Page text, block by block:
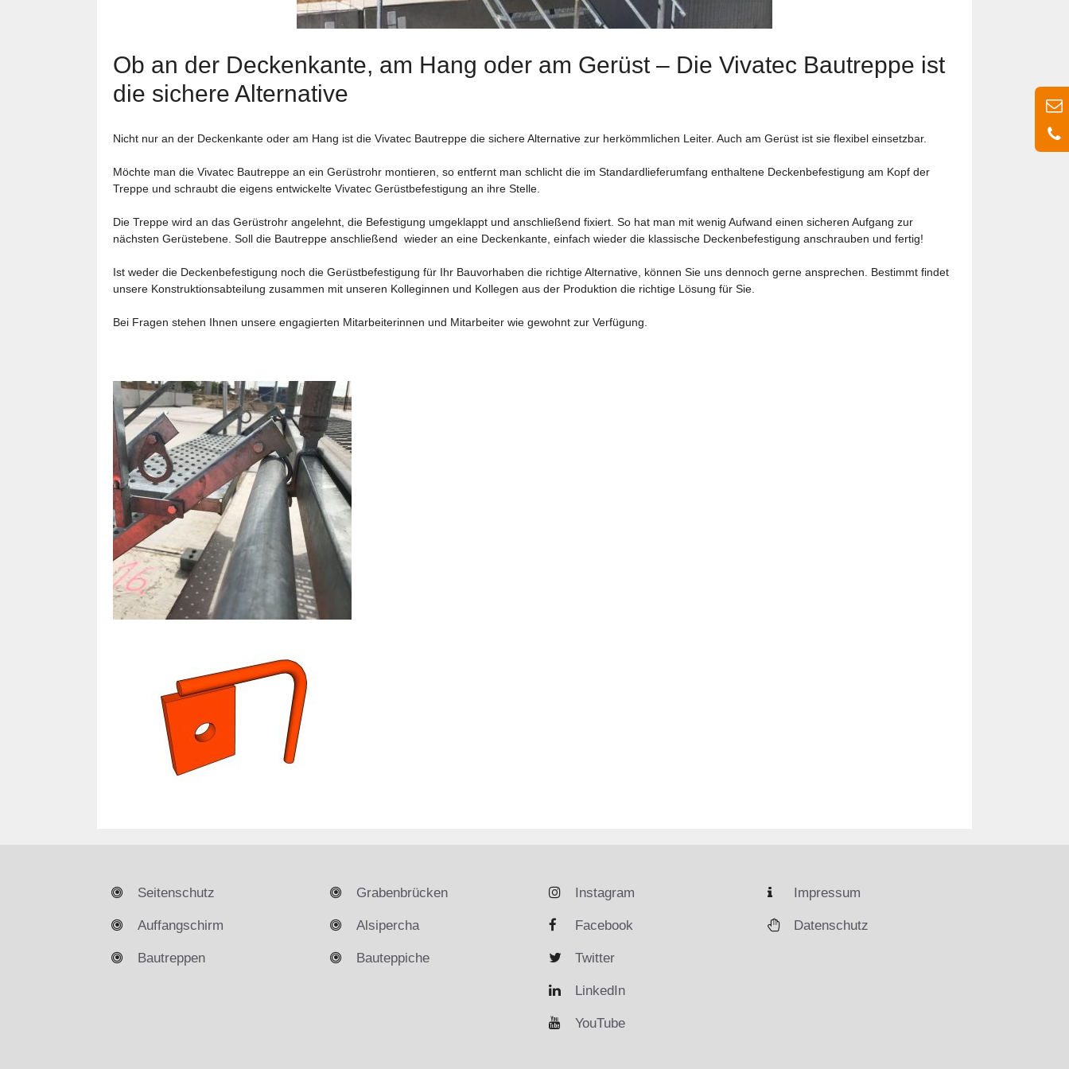
Ob an der Deckenkante, am Hang oder am Gerüst – Die Vivatec Bautreppe ist
die sichere Alternative
Nicht nur an der Deckenkante oder am Hang ist die Vivatec Bautreppe die sichere Alternative zur herkömmlichen Leiter. Auch am Gerüst ist sie flexibel einsetzbar.
Möchte man die Vivatec Bautreppe an ein Gerüstrohr montieren, so entfernt man schlicht die im Standardlieferumfang enthaltene Deckenbefestigung am Kopf der
Treppe und schraubt die eigens entwickelte Vivatec Gerüstbefestigung an ihre Stelle.
Die Treppe wird an das Gerüstrohr angelehnt, die Befestigung umgeklappt und anschließend fixiert. So hat man mit wenig Aufwand einen sicheren Aufgang zur
nächsten Gerüstebene. Soll die Bautreppe anschließend wieder an eine Deckenkante, einfach wieder die klassische Deckenbefestigung anschrauben und fertig!
Ist weder die Deckenbefestigung noch die Gerüstbefestigung für Ihr Bauvorhaben die richtige Alternative, können Sie uns dennoch gerne ansprechen. Bestimmt findet
unsere Konstruktionsabteilung zusammen mit unseren Kolleginnen und Kollegen aus der Produktion die richtige Lösung für Sie.
Bei Fragen stehen Ihnen unsere engagierten Mitarbeiterinnen und Mitarbeiter wie gewohnt zur Verfügung.
Seitenschutz
Auffangschirm
Bautreppen
Grabenbrücken
Alsipercha
Bauteppiche
Instagram
Facebook
Twitter
LinkedIn
YouTube
Impressum
Datenschutz